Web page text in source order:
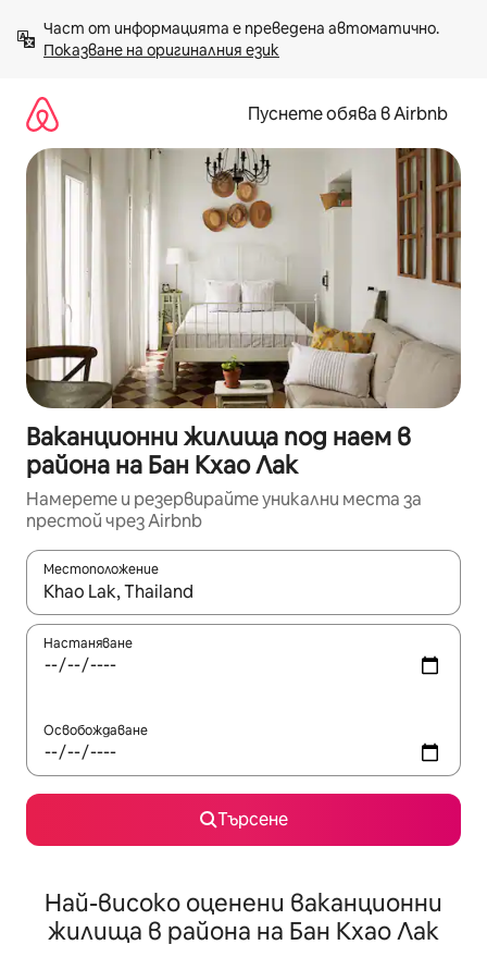
към
съдържанието
Показване на оригиналния език
Пуснете обява в Airbnb
Ваканционни жилища под наем в
района на Бан Кхао Лак
Намерете и резервирайте уникални места за
престой чрез Airbnb
Местоположение
Когато резултатите се покажат, използвайте
Настаняване
Освобождаване
Търсене
Най-високо оценени ваканционни
жилища в района на Бан Кхао Лак